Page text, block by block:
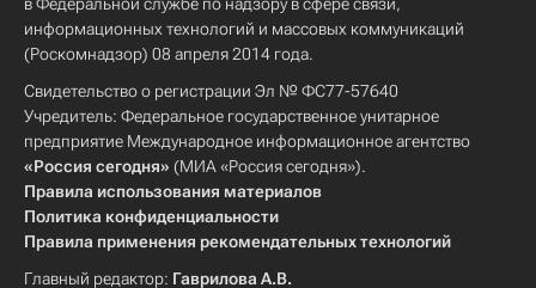
информационных технологий и массовых коммуникаций
(Роскомнадзор) 08 апреля 2014 года.
Свидетельство о регистрации Эл № ФС77-57640
Учредитель: Федеральное государственное унитарное
предприятие Международное информационное агентство
«Россия сегодня» (МИА «Россия сегодня»).
Правила использования материалов
Политика конфиденциальности
Правила применения рекомендательных технологий
Главный редактор: Гаврилова А.В.